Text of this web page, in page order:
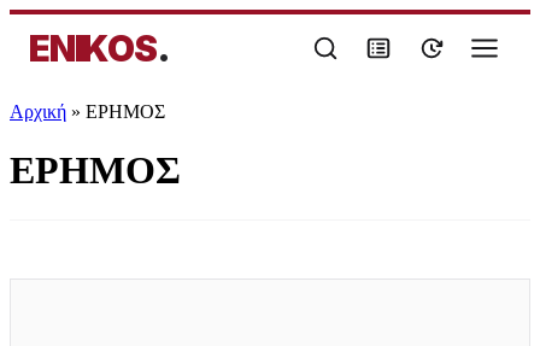
ENIKOS.
Αρχική » ΕΡΗΜΟΣ
ΕΡΗΜΟΣ